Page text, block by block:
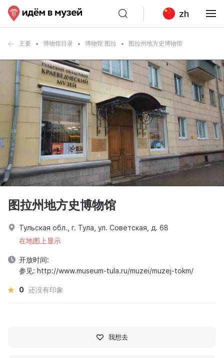
zh
主要 博物馆目录 博物馆 图拉 图拉州地方史博物馆
图拉州地方史博物馆
Тульская обл., г. Тула, ул. Советская, д. 68
在地图上显示
开放时间:
参见: http://www.museum-tula.ru/muzei/muzej-tokm/
0 还没有印象
我想去